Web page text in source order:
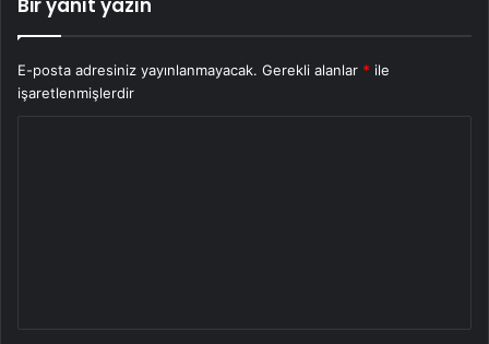
Bir yanıt yazın
E-posta adresiniz yayınlanmayacak. Gerekli alanlar * ile
işaretlenmişlerdir